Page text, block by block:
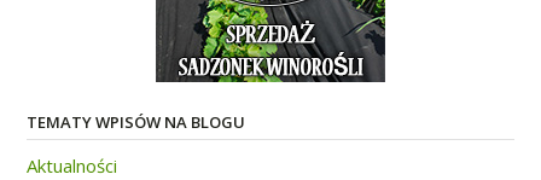
TEMATY WPISÓW NA BLOGU
Aktualności